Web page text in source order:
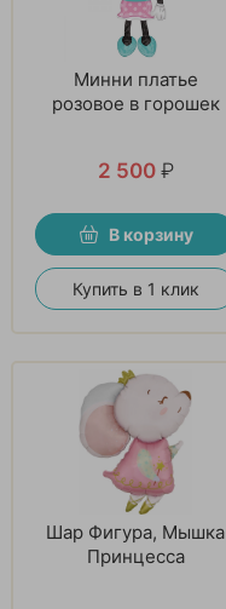
Минни платье
розовое в горошек
2 500 ₽
В корзину
Купить в 1 клик
Шар Фигура, Мышка
Принцесса